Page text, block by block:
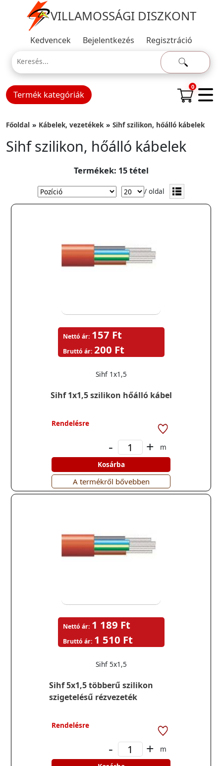
VILLAMOSSÁGI DISZKONT
Kedvencek Bejelentkezés Regisztráció
Termék kategóriák
0
Főoldal Kábelek, vezetékek Sihf szilikon, hőálló kábelek
Sihf szilikon, hőálló kábelek
Termékek: 15 tétel
/ oldal
Sihf 1x1,5 szilikon hőálló kábel
Sihf 1x1,5
Nettó ár: 157 Ft
Bruttó ár: 200 Ft
Rendelésre
- +
m
Kosárba
A termékről bővebben
Sihf 5x1,5 többerű szilikon
szigetelésű rézvezeték
Sihf 5x1,5
Nettó ár: 1 189 Ft
Bruttó ár: 1 510 Ft
Rendelésre
- +
m